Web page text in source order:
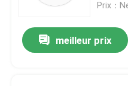
Au sujet de nous
Prix：
meilleur prix